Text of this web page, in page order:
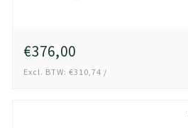
€376,00
Excl. BTW: €310,74 /